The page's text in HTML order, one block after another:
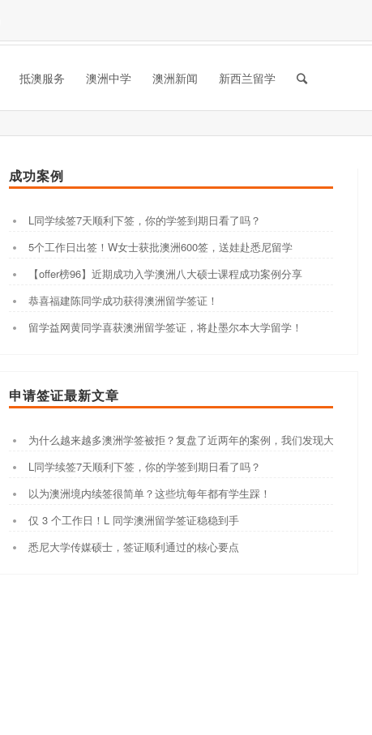
抵澳服务 澳洲中学 澳洲新闻 新西兰留学
成功案例
L同学续签7天顺利下签，你的学签到期日看了吗？
5个工作日出签！W女士获批澳洲600签，送娃赴悉尼留学
【offer榜96】近期成功入学澳洲八大硕士课程成功案例分享
恭喜福建陈同学成功获得澳洲留学签证！
留学益网黄同学喜获澳洲留学签证，将赴墨尔本大学留学！
申请签证最新文章
为什么越来越多澳洲学签被拒？复盘了近两年的案例，我们发现大家都踩
L同学续签7天顺利下签，你的学签到期日看了吗？
以为澳洲境内续签很简单？这些坑每年都有学生踩！
仅 3 个工作日！L 同学澳洲留学签证稳稳到手
悉尼大学传媒硕士，签证顺利通过的核心要点